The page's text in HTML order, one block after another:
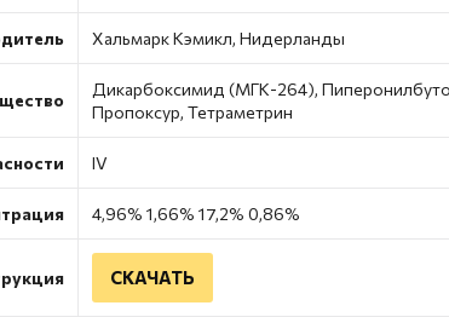
Хальмарк Кэмикл, Нидерланды
Дикарбоксимид (МГК-264),
Пропоксур, Тетраметрин
IV
4,96% 1,66% 17,2% 0,86%
СКАЧАТЬ